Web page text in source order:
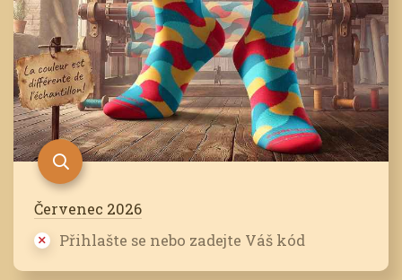
Červenec 2026
Přihlašte se nebo zadejte Váš kód